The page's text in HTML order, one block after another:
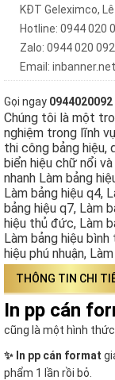
KĐT Geleximco,
Hotline: 0944 020
Zalo: 0944 020 092
Email:
Gọi ngay
Chúng tôi là một
nghiệm trong lĩnh
thi công bảng hiệu,
biển hiệu chữ nổi
nhanh Làm bảng
Làm bảng hiệu q4,
bảng hiệu q7, Làm
hiệu thủ đức, Làm
Làm bảng hiệu bình
hiệu phú nhuận,
THÔNG TIN CHI
In pp cán
cũng là một hình
✨ In pp cán format
phẩm 1 lần rồi bỏ.